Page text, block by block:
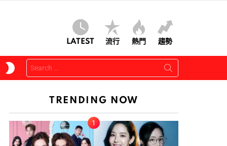
LATEST 流行 熱門 趨勢
SKIN
Search
for:
TRENDING NOW